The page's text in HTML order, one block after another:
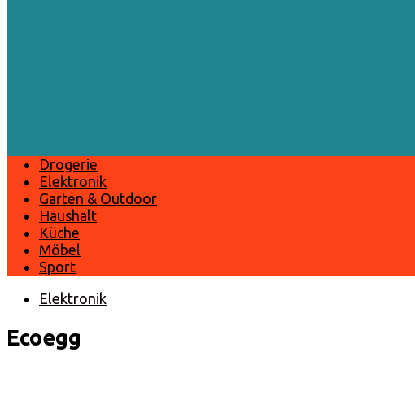
Drogerie
Elektronik
Garten & Outdoor
Haushalt
Küche
Möbel
Sport
Elektronik
Ecoegg